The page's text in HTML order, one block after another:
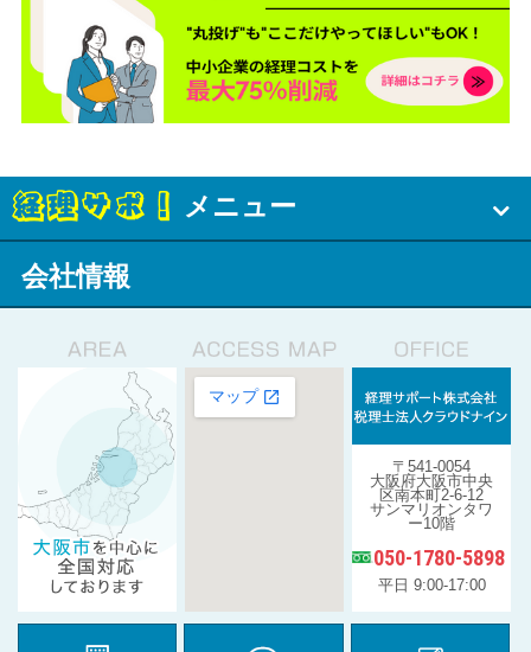
メニュー
会社情報
〒541-0054
大阪府大阪市中央
区南本町2-6-12
サンマリオンタワ
ー10階
050-1780-5898
平日 9:00-17:00